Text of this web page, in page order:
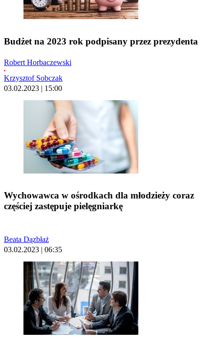
Budżet na 2023 rok podpisany przez prezydenta
Robert Horbaczewski
Krzysztof Sobczak
03.02.2023 | 15:00
Wychowawca w ośrodkach dla młodzieży coraz
częściej zastępuje pielęgniarkę
Beata Dązbłaż
03.02.2023 | 06:35